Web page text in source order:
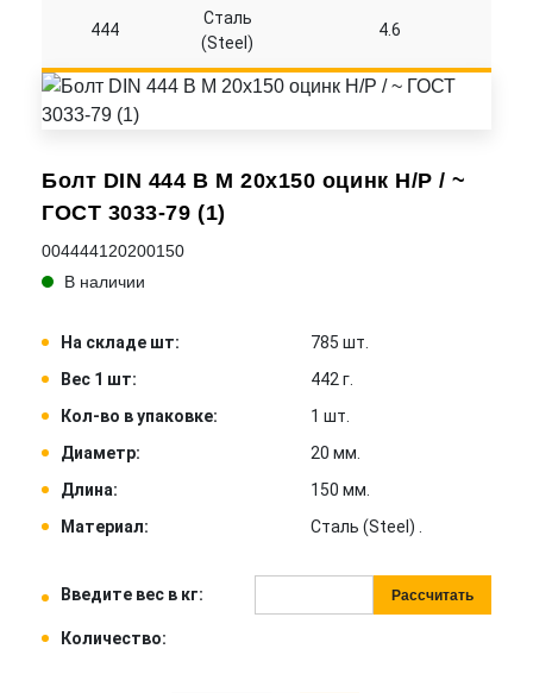
Болт DIN 444 B M 20x150 оцинк Н/Р / ~
ГОСТ 3033-79 (1)
004444120200150
В наличии
На складе шт:
785 шт.
Вес 1 шт:
442 г.
Кол-во в упаковке:
1 шт.
Диаметр:
20 мм.
Длина:
150 мм.
Материал:
Сталь (Steel) .
Введите вес в кг: Рассчитать
Количество:
444
Сталь
(Steel)
4.6